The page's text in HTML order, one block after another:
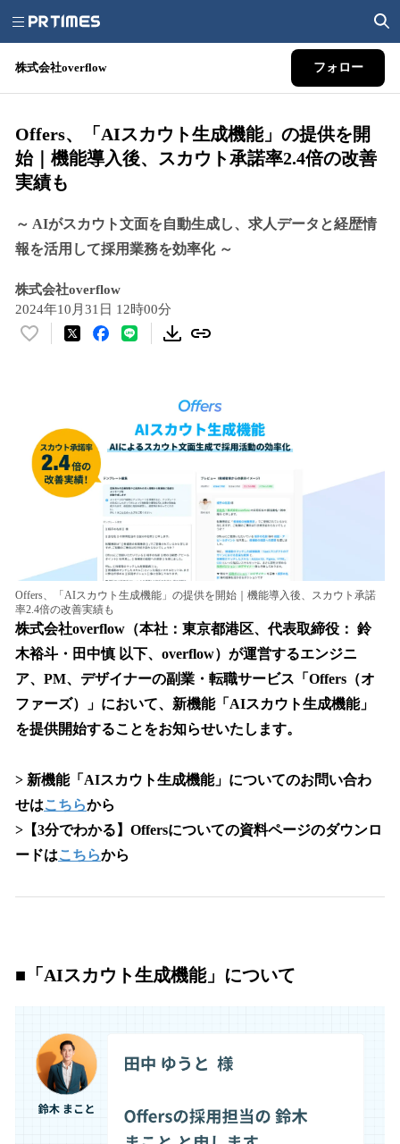
株式会社overflow フォロー
Offers、「AIスカウト生成機能」の提供を開
始｜機能導入後、スカウト承諾率2.4倍の改善
実績も
～ AIがスカウト文面を自動生成し、求人データと経歴情
報を活用して採用業務を効率化 ～
株式会社overflow
2024年10月31日 12時00分
い
を
読
み
込
Offers、「AIスカウト生成機能」の提供を開始｜機能導入後、スカウト承諾
率2.4倍の改善実績も
株式会社overflow（本社：東京都港区、代表取締役： 鈴
木裕斗・田中慎 以下、overflow）が運営するエンジニ
ア、PM、デザイナーの副業・転職サービス「Offers（オ
ファーズ）」において、新機能「AIスカウト生成機能」
を提供開始することをお知らせいたします。
> 新機能「AIスカウト生成機能」についてのお問い合わ
せはこちらから
>【3分でわかる】Offersについての資料ページのダウンロ
ードはこちらから
■「AIスカウト生成機能」について